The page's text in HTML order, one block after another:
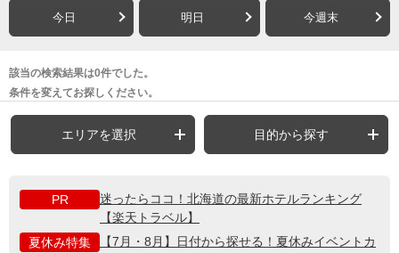
今日 明日 今週末
該当の検索結果は0件でした。
条件を変えてお探しください。
エリアを選択 目的から探す
PR
迷ったらココ！北海道の最新ホテルランキング
【楽天トラベル】
夏休み特集
【7月・8月】日付から探せる！夏休みイベントカ